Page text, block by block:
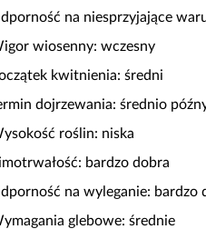
na niesprzyjające
wiosenny: wczesny
kwitnienia: średni
dojrzewania: średnio
roślin: niska
bardzo dobra
na wyleganie: bardzo
glebowe: średnie